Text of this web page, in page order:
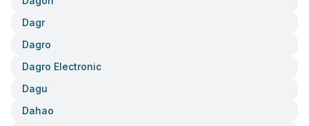
Dagr
Dagro
Dagro Electronic
Dagu
Dahao